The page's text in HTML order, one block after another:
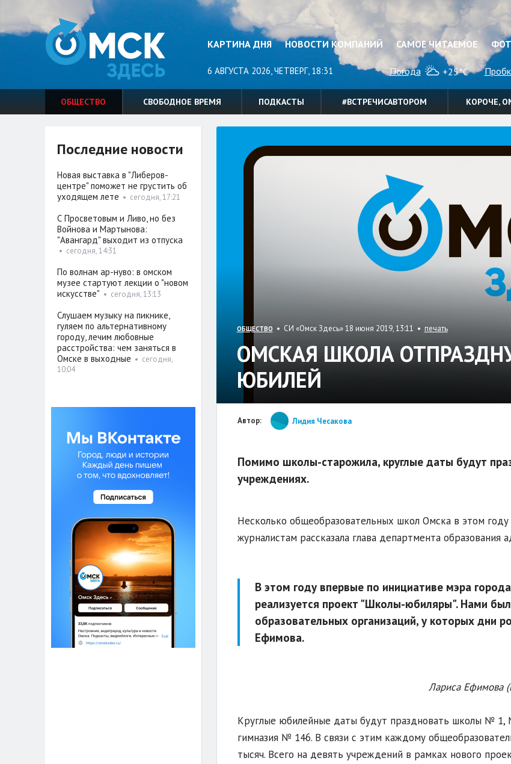
КАРТИНА ДНЯ НОВОСТИ КОМПАНИЙ САМОЕ ЧИТАЕМОЕ
6 АВГУСТА 2026, ЧЕТВЕРГ, 18:31 Погода +25°C
ОБЩЕСТВО СВОБОДНОЕ ВРЕМЯ ПОДКАСТЫ #ВСТРЕЧИСАВТОРОМ КОРОЧЕ,
ОБЩЕСТВО • СИ «Омск Здесь» 18 июня 2019, 13:11 • печать
ОМСКАЯ ШКОЛА
ЮБИЛЕЙ
Автор: Лидия Чесакова
Помимо школы-старожила, круглые даты будут
учреждениях.
Несколько общеобразовательных школ Омска в этом
журналистам рассказала глава департмента
В этом году впервые по инициативе мэра
реализуется проект "Школы-юбиляры". Нами
образовательных организаций, у которых дни
Ефимова.
Лариса Ефимова
Круглые юбилейные даты будут праздновать школы
гимназия № 146. В связи с этим каждому
тысяч. Всего на девять учреждений в рамках нового
Последние новости
Новая выставка в "Либеров-
центре" поможет не грустить об
уходящем лете • сегодня, 17:21
С Просветовым и Ливо, но без
Войнова и Мартынова:
"Авангард" выходит из отпуска
• сегодня, 14:31
По волнам ар-нуво: в омском
музее стартуют лекции о "новом
искусстве" • сегодня, 13:13
Слушаем музыку на пикнике,
гуляем по альтернативному
городу, лечим любовные
расстройства: чем заняться в
Омске в выходные • сегодня,
10:04